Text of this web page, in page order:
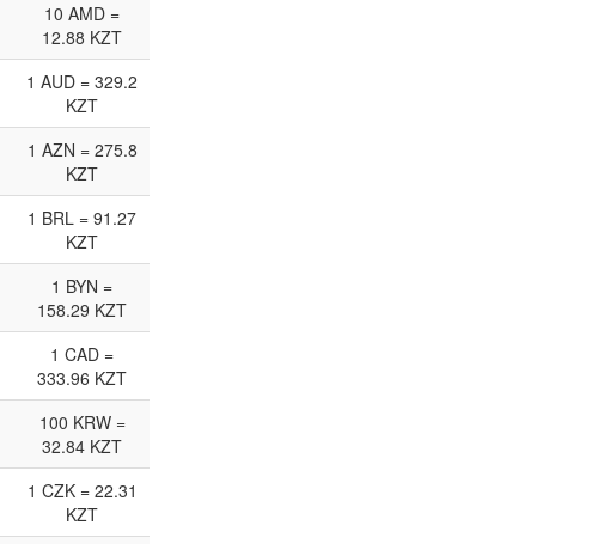
10 AMD =
12.88 KZT
1 AUD = 329.2
KZT
1 AZN = 275.8
KZT
1 BRL = 91.27
KZT
1 BYN =
158.29 KZT
1 CAD =
333.96 KZT
100 KRW =
32.84 KZT
1 CZK = 22.31
KZT